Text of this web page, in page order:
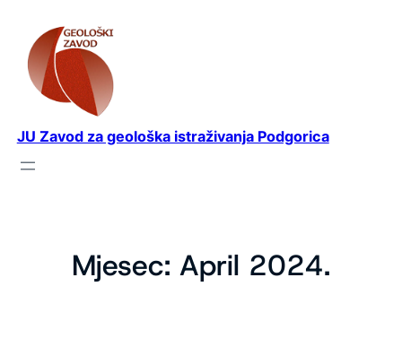
sadržaj
JU Zavod za geološka istraživanja Podgorica
Mjesec: April 2024.